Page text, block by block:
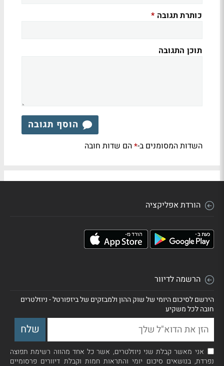
כותרת תגובה *
תוכן התגובה
הוסף תגובה
השדות המסומנים ב-*הם שדות חובה
הורדת אפליקציה
הרשמה לדיוור
הירשם לסיכום היומי של שוק ההון ולמבזקים של ביזפורטל - ניוזלטרים
חובה לכל משקיע
אני מאשר קבלת שני ניוזלטרים, אשר כל אחד מהווה רשימת תפוצה
נפרדת, בנושאים סיכום יומי והתראות חמות וקבלת דיוורים פרסומיים